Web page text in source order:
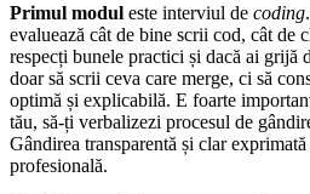
Primul modul este interviul de coding
evaluează cât de bine scrii cod, cât de
respecți bunele practici și dacă ai grijă
doar să scrii ceva care merge, ci să
optimă și explicabilă. E foarte
tău, să-ți verbalizezi procesul de
Gândirea transparentă și clar
profesională.